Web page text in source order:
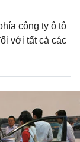
công ty ô tô
với tất cả các